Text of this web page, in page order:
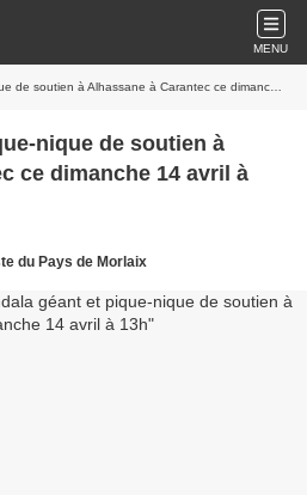
MENU
à Alhassane à Carantec ce dimanche 14 avril à 13h
nique de soutien à
ce dimanche 14 avril à
du Pays de Morlaix